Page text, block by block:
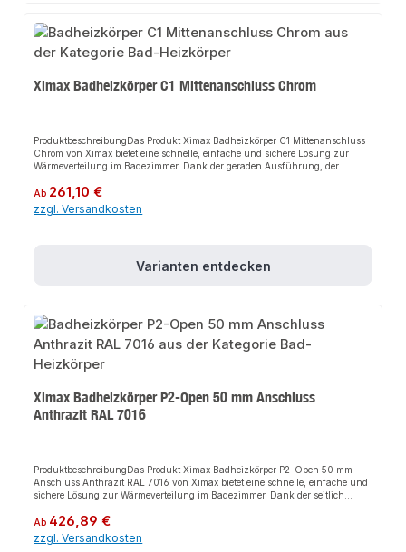
Thermostatventile sowie weitere Heizkörper für den Anschluss.
Ximax Badheizkörper C1 Mittenanschluss Chrom
ProduktbeschreibungDas Produkt Ximax Badheizkörper C1 Mittenanschluss
Chrom von Ximax bietet eine schnelle, einfache und sichere Lösung zur
Wärmeverteilung im Badezimmer. Dank der geraden Ausführung, der
sorgt es nicht nur für perfekten Halt, sondern auch für ein klassisches
Design, das jedes Badezimmer aufwertet. Das robuste Design und die
einfache Montage machen dieses Produkt zu einer zuverlässigen Wahl für
EuropeAnwendungsbereicheBadezimmerHandtuchwärmerHandtuchtrockner
Regulärer Preis:
Ab 261,10 €
zzgl. Versandkosten
Varianten entdecken
Ximax Badheizkörper P2-Open 50 mm Anschluss
Anthrazit RAL 7016
ProduktbeschreibungDas Produkt Ximax Badheizkörper P2-Open 50 mm
Anschluss Anthrazit RAL 7016 von Ximax bietet eine schnelle, einfache und
sichere Lösung zur Wärmeverteilung im Badezimmer. Dank der seitlich
nicht nur für perfekten Halt, sondern auch für eine moderne Optik, die jedes
Badezimmer aufwertet. Das robuste Design und die einfache Montage
machen dieses Produkt zu einer zuverlässigen Wahl für jede
Regulärer Preis:
Ab 426,89 €
zzgl. Versandkosten